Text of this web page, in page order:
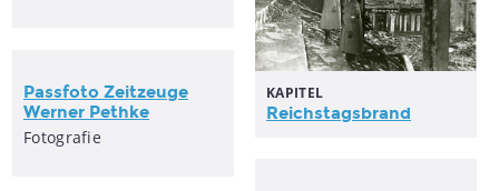
KAPITEL
Reichstagsbrand
Passfoto Zeitzeuge
Werner Pethke
Fotografie